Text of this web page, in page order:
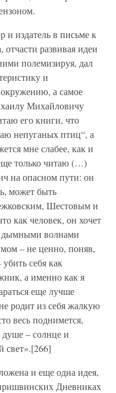
и издатель в письме к
развивая идеи
полемизируя, дал
и
а самое
Михайловичу
его книги, что
непуганых птиц“, а
мне слабее, как и
только читаю (…)
на опасном пути: он
может быть
Шестовым и
как человек, он хочет
дымными волнами
– не ценно, поняв,
себя как
а именно как я
еще лучше
родит из себя жалкую
весь поднимется,
– солнце и
свет».[266]
и еще одна идея,
Дневниках